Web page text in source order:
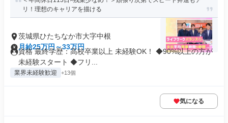
リ！理想のキャリアを描ける
茨城県ひたちなか市大字中根
月給25万円～33万円
資格 最終学歴：高校卒業以上 未経験OK！ ◆90%以上の方が
未経験スタート ◆フリ...
業界未経験歓迎 +13個
気になる